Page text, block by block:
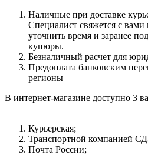
Наличные при доставке
Специалист свяжется с вами
уточнить время и заранее
купюры.
Безналичный расчет для
Предоплата банковским
регионы
В интернет-магазине доступно 3
Курьерская;
Транспортной компанией
Почта России;